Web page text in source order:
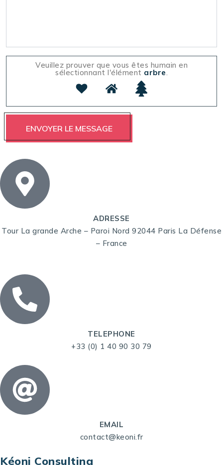
Veuillez prouver que vous êtes humain en
sélectionnant l'élément arbre.
ADRESSE
Tour La grande Arche – Paroi Nord 92044 Paris La Défense
– France
TELEPHONE
+33 (0) 1 40 90 30 79
EMAIL
contact@keoni.fr
Kéoni Consulting